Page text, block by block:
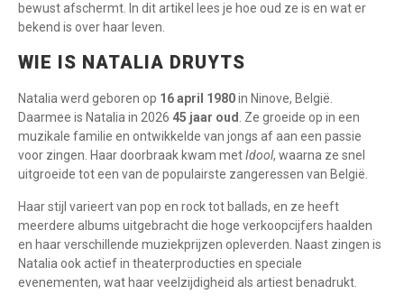
bewust afschermt. In dit artikel lees je hoe oud ze is en wat er
bekend is over haar leven.
WIE IS NATALIA DRUYTS
Natalia werd geboren op 16 april 1980in Ninove, België.
Daarmee is Natalia in 2026 45 jaar oud . Ze groeide op in een
muzikale familie en ontwikkelde van jongs af aan een passie
voor zingen. Haar doorbraak kwam metIdool, waarna ze snel
uitgroeide tot een van de populairste zangeressen van België.
Haar stijl varieert van pop en rock tot ballads, en ze heeft
meerdere albums uitgebracht die hoge verkoopcijfers haalden
en haar verschillende muziekprijzen opleverden. Naast zingen is
Natalia ook actief in theaterproducties en speciale
evenementen, wat haar veelzijdigheid als artiest benadrukt.